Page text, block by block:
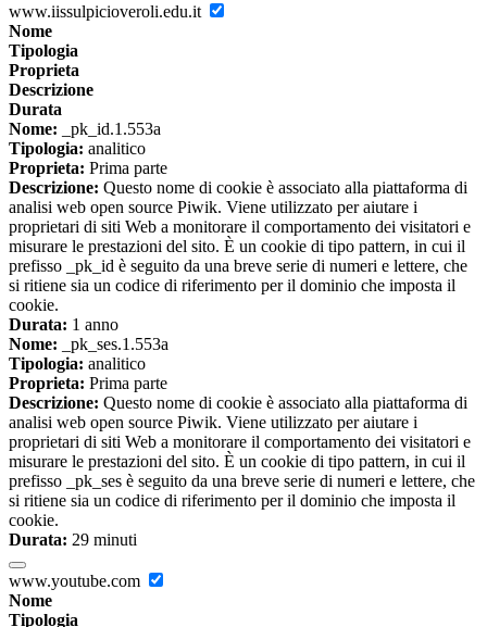
www.iissulpicioveroli.edu.it
Nome
Tipologia
Proprieta
Descrizione
Durata
Nome: _pk_id.1.553a
Tipologia: analitico
Proprieta: Prima parte
Descrizione: Questo nome di cookie è associato alla piattaforma di
analisi web open source Piwik. Viene utilizzato per aiutare i
proprietari di siti Web a monitorare il comportamento dei visitatori e
misurare le prestazioni del sito. È un cookie di tipo pattern, in cui il
prefisso _pk_id è seguito da una breve serie di numeri e lettere, che
si ritiene sia un codice di riferimento per il dominio che imposta il
cookie.
Durata: 1 anno
Nome: _pk_ses.1.553a
Tipologia: analitico
Proprieta: Prima parte
Descrizione: Questo nome di cookie è associato alla piattaforma di
analisi web open source Piwik. Viene utilizzato per aiutare i
proprietari di siti Web a monitorare il comportamento dei visitatori e
misurare le prestazioni del sito. È un cookie di tipo pattern, in cui il
prefisso _pk_ses è seguito da una breve serie di numeri e lettere, che
si ritiene sia un codice di riferimento per il dominio che imposta il
cookie.
Durata: 29 minuti
www.youtube.com
Nome
Tipologia